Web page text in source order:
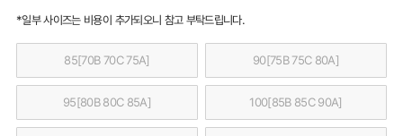
*일부 사이즈는 비용이 추가되오니 참고 부탁드립니다.
85[70B 70C 75A] 90[75B 75C 80A]
95[80B 80C 85A] 100[85B 85C 90A]